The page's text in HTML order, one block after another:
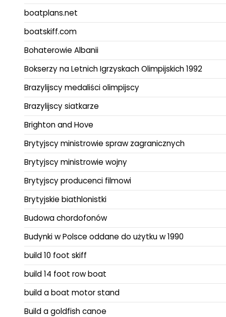
boatplans.net
boatskiff.com
Bohaterowie Albanii
Bokserzy na Letnich Igrzyskach Olimpijskich 1992
Brazylijscy medaliści olimpijscy
Brazylijscy siatkarze
Brighton and Hove
Brytyjscy ministrowie spraw zagranicznych
Brytyjscy ministrowie wojny
Brytyjscy producenci filmowi
Brytyjskie biathlonistki
Budowa chordofonów
Budynki w Polsce oddane do użytku w 1990
build 10 foot skiff
build 14 foot row boat
build a boat motor stand
Build a goldfish canoe